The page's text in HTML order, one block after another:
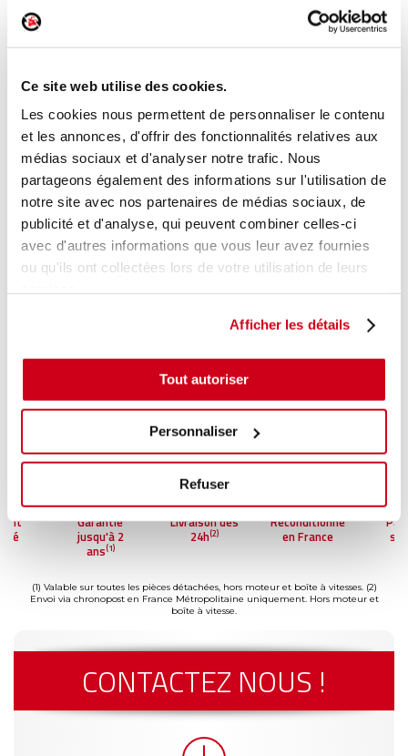
Ce site web utilise des cookies.
Les cookies nous permettent de personnaliser le contenu
et les annonces, d'offrir des fonctionnalités relatives aux
médias sociaux et d'analyser notre trafic. Nous
partageons également des informations sur l'utilisation de
notre site avec nos partenaires de médias sociaux, de
publicité et d'analyse, qui peuvent combiner celles-ci
avec d'autres informations que vous leur avez fournies
ou qu'ils ont collectées lors de votre utilisation de leurs
Afficher les détails
Tout autoriser
Personnaliser
Refuser
Pare-soleil gauche
Modèle d'origine :AUDI A3 - 2 2003
Modèle de provenance
Caractéristiques techniques
En stock 24,00 € TTC
AJOUTER AU PANIER
Garantie
jusqu'à 2
ans(1)
Livraison dès
24h(2)
Reconditionné
en France
(1) Valable sur toutes les pièces détachées, hors moteur et boîte à vitesses. (2)
Envoi via chronopost en France Métropolitaine uniquement. Hors moteur et
boîte à vitesse.
CONTACTEZ NOUS !